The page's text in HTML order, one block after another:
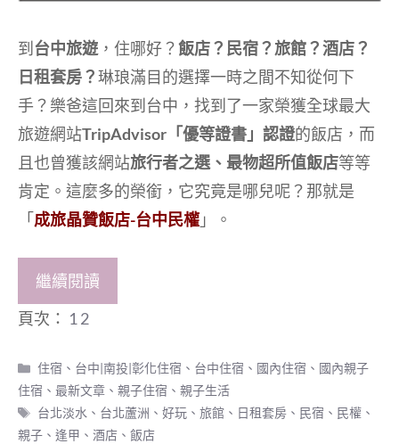
到 台中旅遊 ，住哪好？飯店？民宿？旅館？酒店？
日租套房？琳琅滿目的選擇一時之間不知從何下
手？樂爸這回來到台中，找到了一家榮獲全球最大
旅遊網站TripAdvisor「優等證書」認證的飯店，而
且也曾獲該網站旅行者之選、最物超所值飯店等等
肯定。這麼多的榮銜，它究竟是哪兒呢？那就是
「成旅晶贊飯店-台中民權 」。
繼續閱讀
頁次： 1 2
分
類
住宿 、 台中|南投|彰化住宿 、 台中住宿 、 國內住宿 、 國內親子
住宿 、 最新文章 、 親子住宿 、 親子生活
標
籤
台北淡水 、 台北蘆洲 、好玩 、旅館 、 日租套房 、 民宿 、 民權 、
親子 、 逢甲 、 酒店 、 飯店